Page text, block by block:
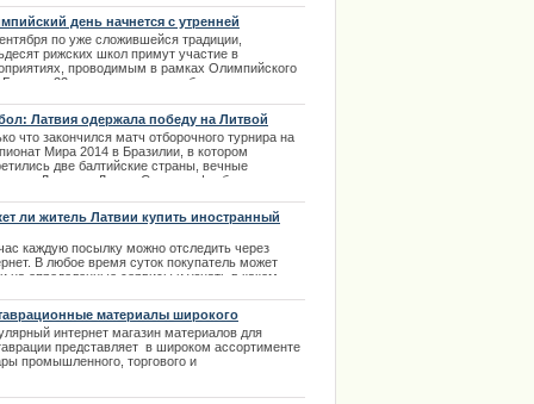
день начнется с утренней
по уже сложившейся традиции,
рижских школ примут участие в
проводимым в рамках Олимпийского
Больше 22 тысяч школьников будут заниматься
Латвия одержала победу на Литвой
что закончился матч отборочного турнира на
Мира 2014 в Бразилии, в котором
две балтийские страны, вечные
Латвия и Литва. Сегодня, футбольная
ли житель Латвии купить иностранный
каждую посылку можно отследить через
В любое время суток покупатель может
на определенные сервисы и узнать в каком
материалы широкого
интернет магазин материалов для
представляет в широком ассортименте
промышленного, торгового и